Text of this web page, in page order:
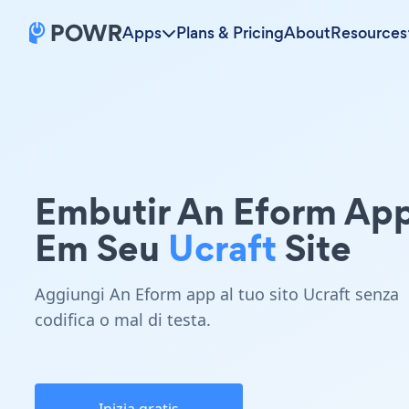
Apps Plans & PricingAboutResources
Embutir An Eform
Em Seu UcraftSite
Aggiungi An Eform app al tuo sito Ucraft senza
codifica o mal di testa.